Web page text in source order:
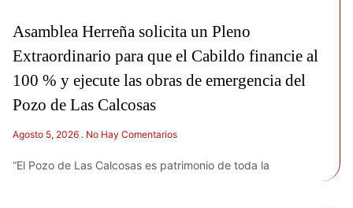
Asamblea Herreña solicita un Pleno
Extraordinario para que el Cabildo financie al
100 % y ejecute las obras de emergencia del
Pozo de Las Calcosas
Agosto 5, 2026 No Hay Comentarios
“El Pozo de Las Calcosas es patrimonio de toda la